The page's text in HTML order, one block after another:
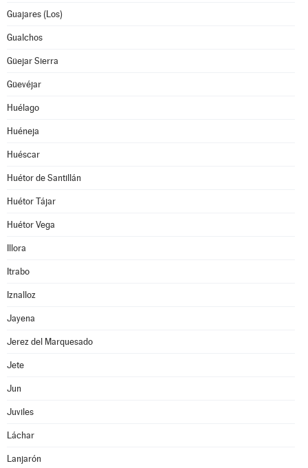
Guajares (Los)
Gualchos
Güejar Sierra
Güevéjar
Huélago
Huéneja
Huéscar
Huétor de Santillán
Huétor Tájar
Huétor Vega
Illora
Itrabo
Iznalloz
Jayena
Jerez del Marquesado
Jete
Jun
Juviles
Láchar
Lanjarón